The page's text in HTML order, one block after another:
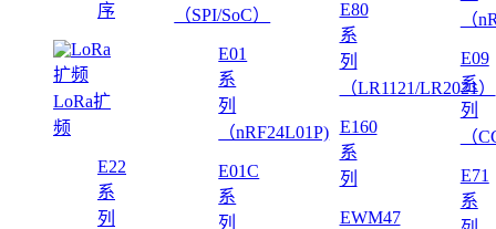
序
LoRa扩
频
E22
系
列
（SPI/SoC）
E01
系
列
（nRF24L01P)
E01C
系
列
E80
系
列
（LR1121/LR2021）
E160
系
列
EWM47
（
E09
系
列
（
E71
系